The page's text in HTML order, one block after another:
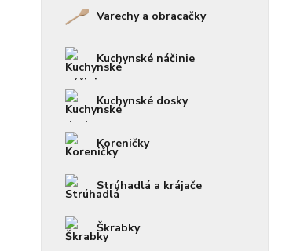
Varechy a obracačky
Kuchynské náčinie
Kuchynské dosky
Koreničky
Strúhadlá a krájače
Škrabky